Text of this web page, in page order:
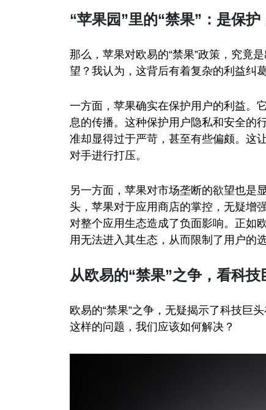
“苹果园”里的“禁果”：是保护
那么，苹果对欧易的“禁果”政策，究竟
望？我认为，这背后有着复杂的利益纠葛
一方面，苹果确实在保护用户的利益。
息的传播。这种保护用户隐私和安全的
准却显得过于严苛，甚至有些偏颇。这
对手进行打压。
另一方面，苹果对市场垄断的欲望也是
头，苹果对于应用商店的掌控，无疑增
对整个应用生态造成了负面影响。正如
用无法进入其生态，从而限制了用户的选
从欧易的“禁果”之争，看科技
欧易的“禁果”之争，无疑揭示了科技巨
这样的问题，我们应该如何解决？